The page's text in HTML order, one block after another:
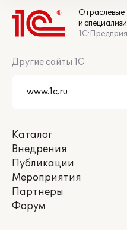
Отраслевые
и
Другие сайты 1С
Каталог
Внедрения
Публикации
Мероприятия
Партнеры
Форум